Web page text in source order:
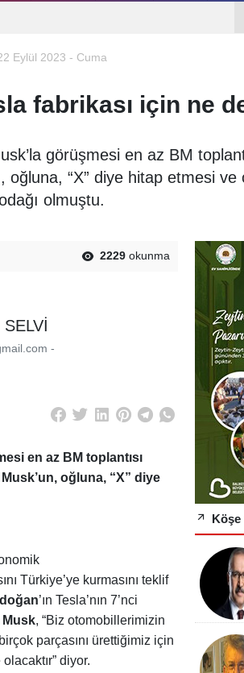
Eylül 2023 - Cuma
fabrikası için ne
görüşmesi en az BM
oğluna, “X” diye hitap etmesi ve
olmuştu.
2229 okunma
-
en az BM toplantısı
oğluna, “X” diye
Türkiye’ye kurmasını teklif
’ın Tesla’nın 7’nci
Musk, “Biz otomobillerimizin
parçasını ürettiğimiz için
diyor.
Köşe